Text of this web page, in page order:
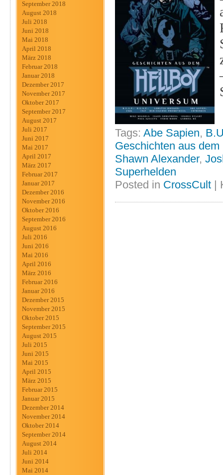
September 2018
August 2018
Juli 2018
Juni 2018
Mai 2018
April 2018
März 2018
Februar 2018
Januar 2018
Dezember 2017
November 2017
Oktober 2017
September 2017
August 2017
Juli 2017
Juni 2017
Mai 2017
April 2017
März 2017
Februar 2017
Januar 2017
Dezember 2016
November 2016
Oktober 2016
September 2016
August 2016
Juli 2016
Juni 2016
Mai 2016
April 2016
März 2016
Februar 2016
Januar 2016
Dezember 2015
November 2015
Oktober 2015
September 2015
August 2015
Juli 2015
Juni 2015
Mai 2015
April 2015
März 2015
Februar 2015
Januar 2015
Dezember 2014
November 2014
Oktober 2014
September 2014
August 2014
Juli 2014
Juni 2014
Mai 2014
Tags: Abe Sapien,
Geschichten aus
Shawn Alexander,
Superhelden
Posted in CrossCult |